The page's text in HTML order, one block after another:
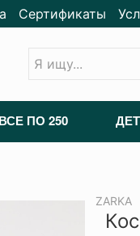
Сертификаты
ВСЕ ПО 250
ZARKA